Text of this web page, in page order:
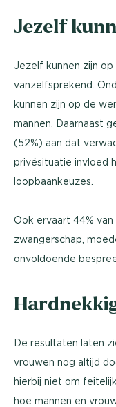
Jezelf
Jezelf kunnen zijn
vanzelfsprekend.
kunnen zijn op de
mannen. Daarnaast
(52%) aan dat
privésituatie invloed
loopbaankeuzes.
Ook ervaart 44% van
zwangerschap,
onvoldoende
De resultaten laten
vrouwen nog altijd
hierbij niet om
hoe mannen en